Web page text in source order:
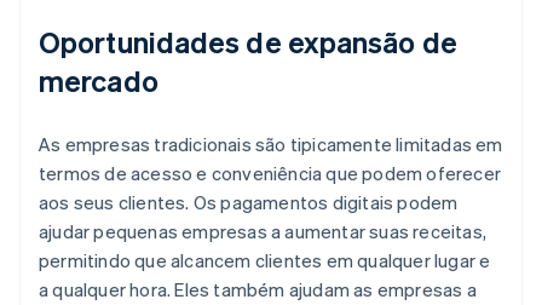
Oportunidades de expansão de
mercado
As empresas tradicionais são tipicamente limitadas em
termos de acesso e conveniência que podem oferecer
aos seus clientes. Os pagamentos digitais podem
ajudar pequenas empresas a aumentar suas receitas,
permitindo que alcancem clientes em qualquer lugar e
a qualquer hora. Eles também ajudam as empresas a